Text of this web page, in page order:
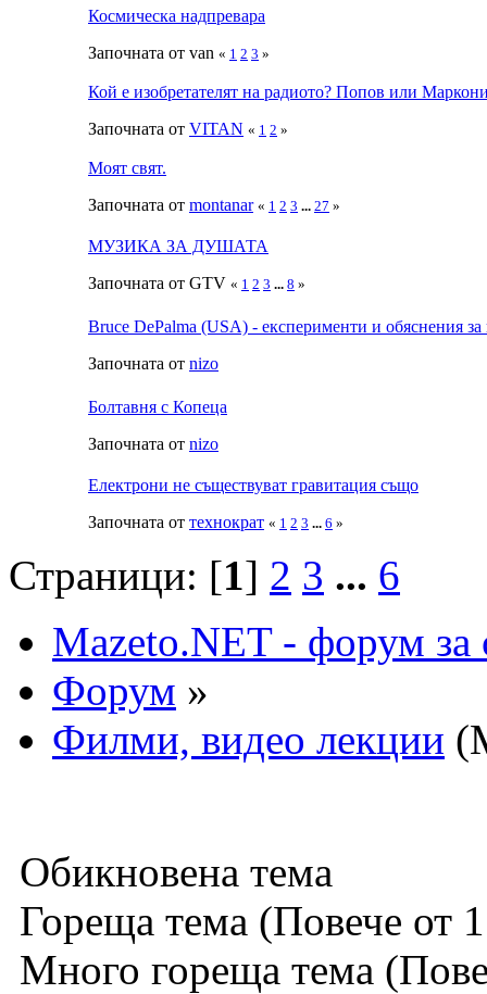
Космическа надпревара
Започната от van « 1 2 3 »
Кой е изобретателят на радиото? Попов или
Започната от VITAN « 1 2 »
Моят свят.
Започната от montanar « 1 2 3 ... 27 »
МУЗИКА ЗА ДУШАТА
Започната от GTV « 1 2 3 ... 8 »
Bruce DePalma (USA) - експерименти и обяснения
Започната от nizo
Болтавня с Копеца
Започната от nizo
Електрони не съществуват гравитация също
Започната от технократ « 1 2 3 ... 6 »
Страници: [1] 2 3 ... 6
Mazeto.NET - форум за
Форум »
Филми, видео лекции
Обикновена тема
Гореща тема (Повече от
Много гореща тема